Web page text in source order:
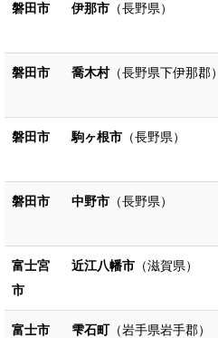
磐田市 伊那市 （長野県）
磐田市 喬木村（長野県下伊那郡）
磐田市 駒ヶ根市 （長野県）
磐田市 中野市 （長野県）
富士宮
市
近江八幡市 （滋賀県）
富士市 雫石町 （岩手県岩手郡）